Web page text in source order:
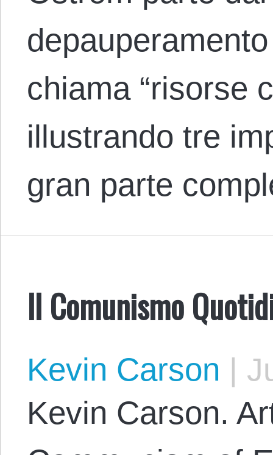
chiama “risorse
illustrando tre
gran parte
Il Comunismo
Kevin Carson |
Kevin Carson.